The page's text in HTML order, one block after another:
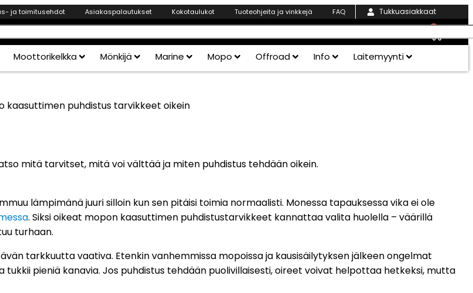
ja toimitusehdot Asiakaspalautukset Kokotaulukot Tuoteohjeita ja vinkkejä FAQ Tukkuasiakkaat
0
Moottorikelkka Mönkijä Marine Mopo Offroad Info Laitemyynti
mitä tarvitset, mitä voi välttää ja miten puhdistus tehdään oikein.
lämpimänä juuri silloin kun sen pitäisi toimia normaalisti. Monessa tapauksessa vika ei ole
. Siksi oikeat mopon kaasuttimen puhdistustarvikkeet kannattaa valita huolella – väärillä
turhaan.
tarkkuutta vaativa. Etenkin vanhemmissa mopoissa ja kausisäilytyksen jälkeen ongelmat
pieniä kanavia. Jos puhdistus tehdään puolivillaisesti, oireet voivat helpottaa hetkeksi, mutta